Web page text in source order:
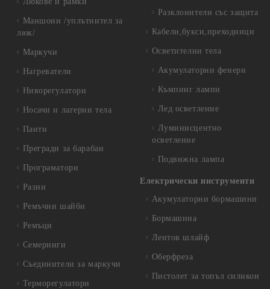
Маншони /уплътнител за
люк/
Маркучи
Нагреватели
Ниворегулатори
Носачи и лагерни тела
Панти
Прегради за барабан
Програматори
Разни
Ремъчни шайби
Ремъци
Семеринги
Съединители за маркучи
Терморегулатори
Разклонители със защита
Кабели,букси,преходници
Осветителни тела
Акумулаторни фенери
Къмпинг лампи
Лед осветление
Луминисцентно
осветление
Подвижна лампа
Електрически инструменти
Акумулаторни бормашини
Бормашина
Лентов шлайф
Оберфреза
Пистолет за топъл силикон